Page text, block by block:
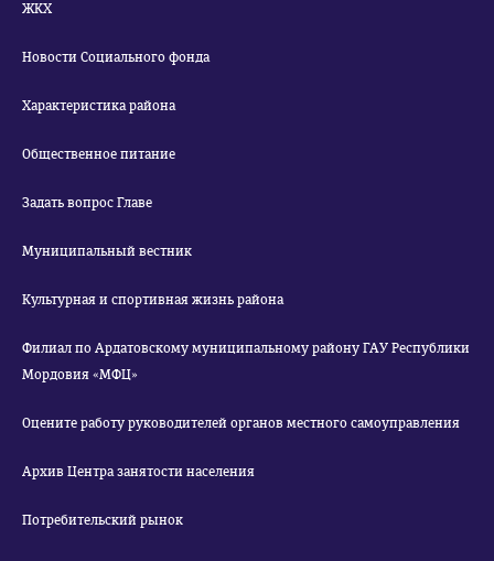
ЖКХ
Новости Социального фонда
Характеристика района
Общественное питание
Задать вопрос Главе
Муниципальный вестник
Культурная и спортивная жизнь района
Филиал по Ардатовскому муниципальному району ГАУ Республики
Мордовия «МФЦ»
Оцените работу руководителей органов местного самоуправления
Архив Центра занятости населения
Потребительский рынок